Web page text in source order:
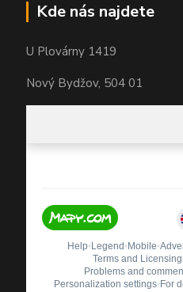
Kde nás najdete
U Plovárny 1419
Nový Bydžov, 504 01